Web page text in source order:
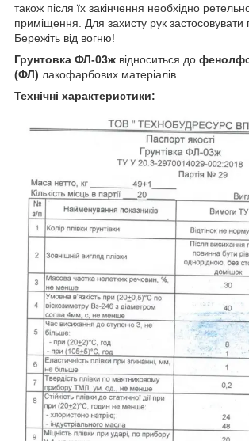
також після їх закінчення необхідно
приміщення. Для захисту рук застосовувати
Бережіть від вогню!
Грунтовка ФЛ-03ж відноситься до
(ФЛ) лакофарбових матеріалів.
Технічні характеристики: